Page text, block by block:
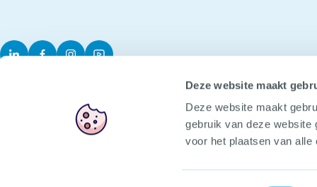
Deze website maakt
Deze website maakt
gebruik van deze website
voor het plaatsen van
LinkedInFacebookInstagramYouTube